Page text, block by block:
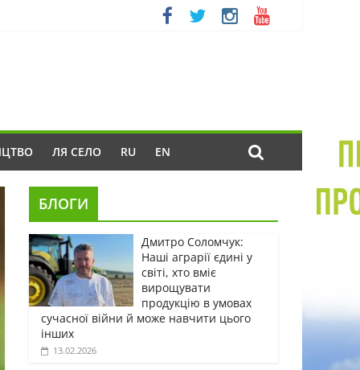
ЛЯ СЕЛО RU EN
БЛОГИ
Дмитро Соломчук:
Наші аграрії єдині у
світі, хто вміє
вирощувати
продукцію в умовах
сучасної війни й може навчити цього
інших
13.02.2026